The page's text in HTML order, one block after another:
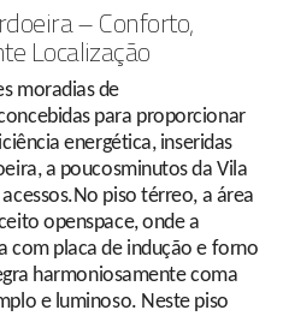
– Conforto,
Localização
moradias de
para proporcionar
energética, inseridas
a poucosminutos da Vila
piso térreo, a área
openspace, onde a
com placa de indução e forno
harmoniosamente coma
e luminoso. Neste piso